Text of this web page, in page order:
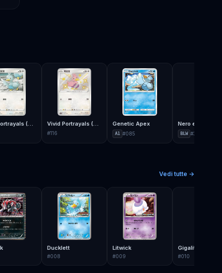
Vivid Portrayals (Obsidian) Vivid Portrayals (Obsidian)
#116
Genetic Apex
A1 #085
Nero e Bianco
BLW #36
Vedi tutte →
Ducklett
#008
Litwick
#009
Gigalith
#010